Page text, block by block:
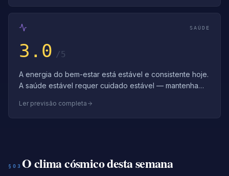
SAÚDE
3.0 /5
A energia do bem-estar está estável e consistente hoje.
A saúde estável requer cuidado estável — mantenha
Ler previsão completa
§03 O clima cósmico desta semana